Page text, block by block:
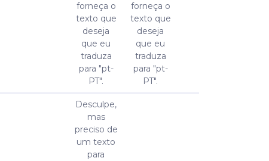
forneça o
texto que
deseja
que eu
traduza
para "pt-
PT".
forneça o
texto que
deseja
que eu
traduza
para "pt-
PT".
Desculpe,
mas
preciso de
um texto
para